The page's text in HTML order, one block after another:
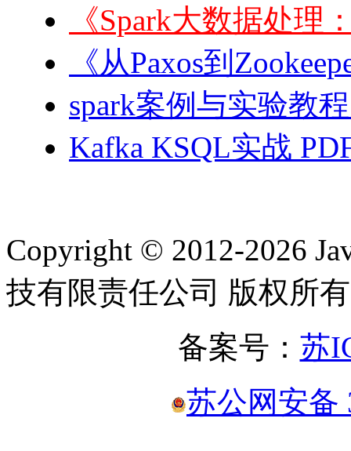
《Spark大数据处理
《从Paxos到
spark案例与实验教
Kafka KSQL实战
Copyright © 2012-2026
技有限责任公司 版权所有
备案号： 苏
苏公网安备